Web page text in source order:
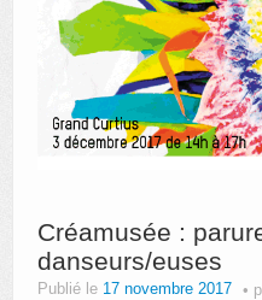
Créamusée :
danseurs/euses
Publié le 17 novembre 2017